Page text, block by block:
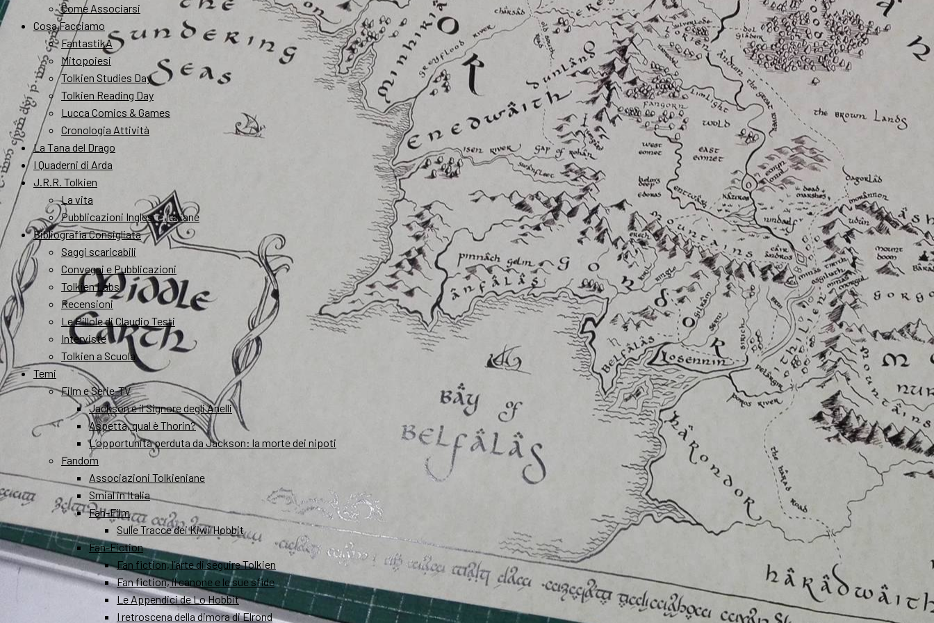
Come Associarsi
Cosa Facciamo
FantastikA
Mitopoiesi
Tolkien Studies Day
Tolkien Reading Day
Lucca Comics & Games
Cronologia Attività
La Tana del Drago
I Quaderni di Arda
J.R.R. Tolkien
La vita
Pubblicazioni Inglesi e Italiane
Bibliografia Consigliata
Saggi scaricabili
Convegni e Pubblicazioni
Tolkien Labs
Recensioni
Le Pillole di Claudio Testi
Interviste
Tolkien a Scuola
Temi
Film e Serie-TV
Jackson e il Signore degli Anelli
Aspetta, qual è Thorin?
L’opportunità perduta da Jackson: la morte dei nipoti
Fandom
Associazioni Tolkieniane
Smial in Italia
Fan-Film
Sulle Tracce dei Kiwi Hobbit
Fan-Fiction
Fan fiction, l’arte di seguire Tolkien
Fan fiction, il canone e le sue sfide
Le Appendici de Lo Hobbit
I retroscena della dimora di Elrond